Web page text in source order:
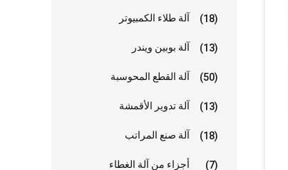
آلة طلاء الكمبيوتر (18)
آلة بوبين ويندر (13)
آلة القطع المحوسبة (50)
آلة تدوير الأقمشة (13)
آلة صنع المراتب (18)
أجزاء من آلة الغطاء (7)